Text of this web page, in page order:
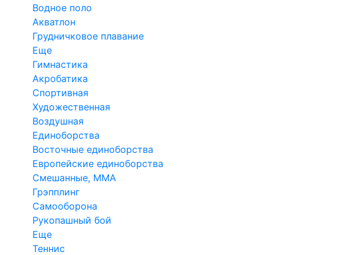
Водное поло
Акватлон
Грудничковое плавание
Еще
Гимнастика
Акробатика
Спортивная
Художественная
Воздушная
Единоборства
Восточные единоборства
Европейские единоборства
Смешанные, ММА
Грэпплинг
Самооборона
Рукопашный бой
Еще
Теннис